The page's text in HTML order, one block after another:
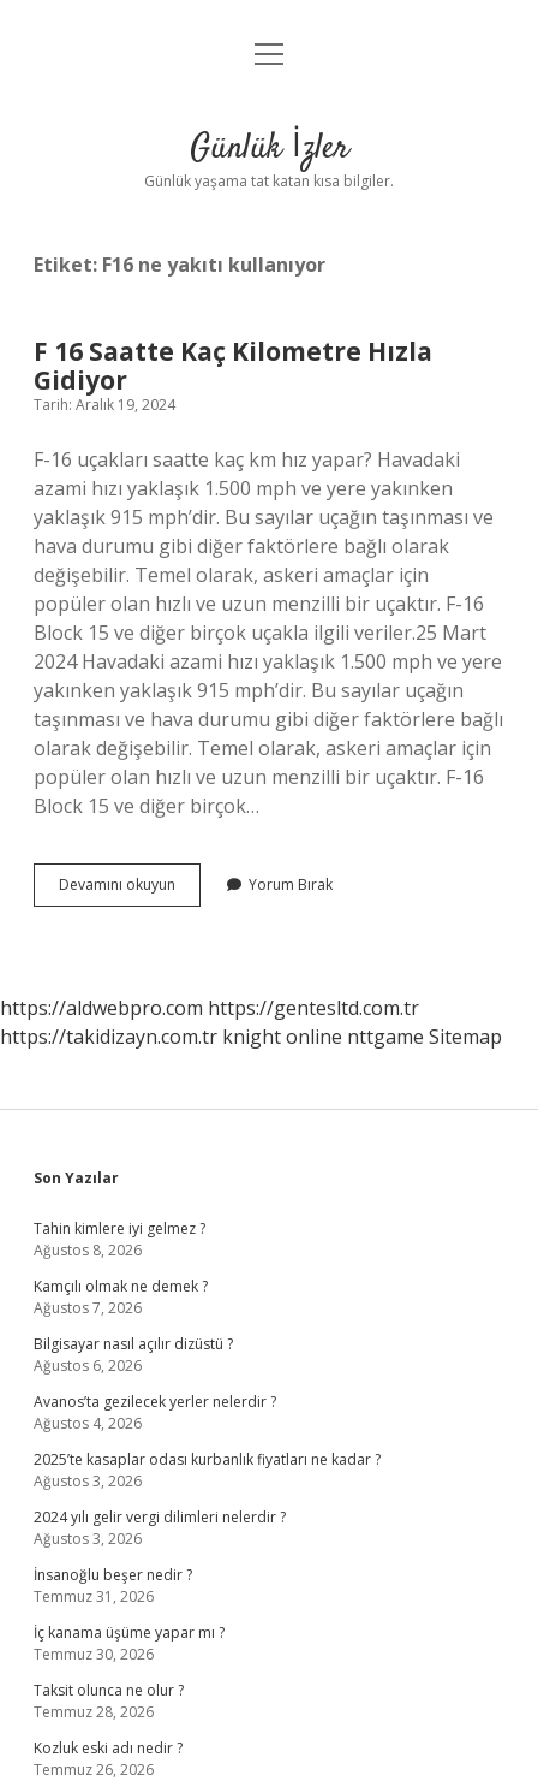
Anasayfa
Yasal Uyarı
menüyü
Günlük İzler
Günlük yaşama tat katan kısa bilgiler.
Etiket: F16 ne yakıtı kullanıyor
F 16 Saatte Kaç Kilometre Hızla
Gidiyor
Tarih: Aralık 19, 2024
F-16 uçakları saatte kaç km hız yapar? Havadaki
azami hızı yaklaşık 1.500 mph ve yere yakınken
yaklaşık 915 mph’dir. Bu sayılar uçağın taşınması ve
hava durumu gibi diğer faktörlere bağlı olarak
değişebilir. Temel olarak, askeri amaçlar için
popüler olan hızlı ve uzun menzilli bir uçaktır. F-16
Block 15 ve diğer birçok uçakla ilgili veriler.25 Mart
2024 Havadaki azami hızı yaklaşık 1.500 mph ve yere
yakınken yaklaşık 915 mph’dir. Bu sayılar uçağın
taşınması ve hava durumu gibi diğer faktörlere bağlı
olarak değişebilir. Temel olarak, askeri amaçlar için
popüler olan hızlı ve uzun menzilli bir uçaktır. F-16
Block 15 ve diğer birçok…
Devamını okuyun
16
Gidiyor
Yorum Bırak
https://aldwebpro.com https://gentesltd.com.tr
https://takidizayn.com.tr knight online nttgame Sitemap
Sidebar
Son Yazılar
Tahin kimlere iyi gelmez ?
Ağustos 8, 2026
Kamçılı olmak ne demek ?
Ağustos 7, 2026
Bilgisayar nasıl açılır dizüstü ?
Ağustos 6, 2026
Avanos’ta gezilecek yerler nelerdir ?
Ağustos 4, 2026
2025’te kasaplar odası kurbanlık fiyatları ne kadar ?
Ağustos 3, 2026
2024 yılı gelir vergi dilimleri nelerdir ?
Ağustos 3, 2026
İnsanoğlu beşer nedir ?
Temmuz 31, 2026
İç kanama üşüme yapar mı ?
Temmuz 30, 2026
Taksit olunca ne olur ?
Temmuz 28, 2026
Kozluk eski adı nedir ?
Temmuz 26, 2026